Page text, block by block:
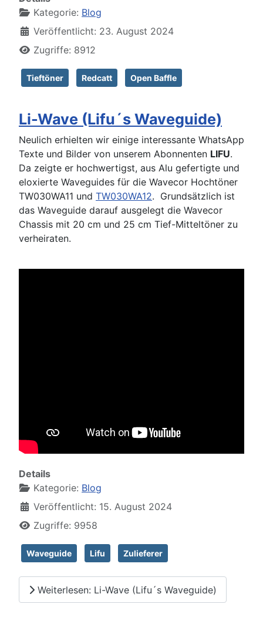
Kategorie: Blog
Veröffentlicht: 23. August 2024
Zugriffe: 8912
Tieftöner Redcatt Open Baffle
Li-Wave (Lifu´s Waveguide)
Neulich erhielten wir einige interessante WhatsApp
Texte und Bilder von unserem Abonnenten LIFU.
Da zeigte er hochwertigst, aus Alu gefertigte und
eloxierte Waveguides für die Wavecor Hochtöner
TW030WA11 und TW030WA12. Grundsätzlich ist
das Waveguide darauf ausgelegt die Wavecor
Chassis mit 20 cm und 25 cm Tief-Mitteltöner zu
verheiraten.
Details
Kategorie: Blog
Veröffentlicht: 15. August 2024
Zugriffe: 9958
Waveguide Lifu Zulieferer
Weiterlesen: Li-Wave (Lifu´s Waveguide)